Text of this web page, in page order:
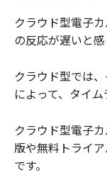
クラウド型電子
の反応が遅いと感
クラウド型では
によって、タイム
クラウド型電子
版や無料トライ
です。